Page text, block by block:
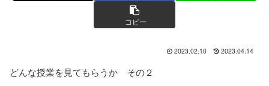
コピー
2023.02.10 2023.04.14
どんな授業を見てもらうか その２